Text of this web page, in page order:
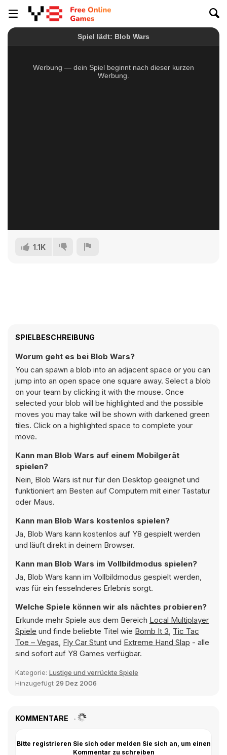
1.1K
SPIELBESCHREIBUNG
Worum geht es bei Blob Wars?
You can spawn a blob into an adjacent space or you can
jump into an open space one square away. Select a blob
on your team by clicking it with the mouse. Once
selected your blob will be highlighted and the possible
moves you may take will be shown with darkened green
tiles. Click on a highlighted space to complete your
move.
Kann man Blob Wars auf einem Mobilgerät
spielen?
Nein, Blob Wars ist nur für den Desktop geeignet und
funktioniert am Besten auf Computern mit einer Tastatur
oder Maus.
Kann man Blob Wars kostenlos spielen?
Ja, Blob Wars kann kostenlos auf Y8 gespielt werden
und läuft direkt in deinem Browser.
Kann man Blob Wars im Vollbildmodus spielen?
Ja, Blob Wars kann im Vollbildmodus gespielt werden,
was für ein fesselnderes Erlebnis sorgt.
Welche Spiele können wir als nächtes probieren?
Erkunde mehr Spiele aus dem Bereich Local Multiplayer
Spiele und finde beliebte Titel wie Bomb It 3, Tic Tac
Toe – Vegas, Fly Car Stunt und Extreme Hand Slap - alle
sind sofort auf Y8 Games verfügbar.
Kategorie: Lustige und verrückte Spiele
Hinzugefügt 29 Dez 2006
KOMMENTARE
Bitte registrieren Sie sich oder melden Sie sich an, um einen
Kommentar zu schreiben